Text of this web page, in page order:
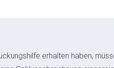
erhalten haben,